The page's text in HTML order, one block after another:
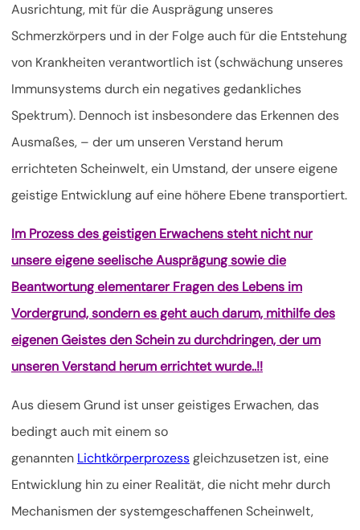
Ausrichtung, mit für die Ausprägung unseres
Schmerzkörpers und in der Folge auch für die Entstehung
von Krankheiten verantwortlich ist (schwächung unseres
Immunsystems durch ein negatives gedankliches
Spektrum). Dennoch ist insbesondere das Erkennen des
Ausmaßes, – der um unseren Verstand herum
errichteten Scheinwelt, ein Umstand, der unsere eigene
geistige Entwicklung auf eine höhere Ebene transportiert.
Im Prozess des geistigen Erwachens steht nicht nur
unsere eigene seelische Ausprägung sowie die
Beantwortung elementarer Fragen des Lebens im
Vordergrund, sondern es geht auch darum, mithilfe des
eigenen Geistes den Schein zu durchdringen, der um
unseren Verstand herum errichtet wurde..!!
Aus diesem Grund ist unser geistiges Erwachen, das
bedingt auch mit einem so
genannten Lichtkörperprozessgleichzusetzen ist, eine
Entwicklung hin zu einer Realität, die nicht mehr durch
Mechanismen der systemgeschaffenen Scheinwelt,